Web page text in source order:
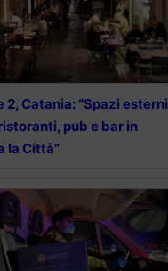
2, Catania: “Spazi esterni
pub e bar in
la Città”